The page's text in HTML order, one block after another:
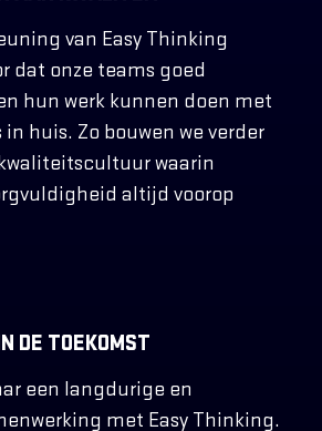
van Easy Thinking
dat onze teams goed
hun werk kunnen doen met
huis. Zo bouwen we verder
waarin
altijd voorop
DE TOEKOMST
een langdurige en
met Easy Thinking.